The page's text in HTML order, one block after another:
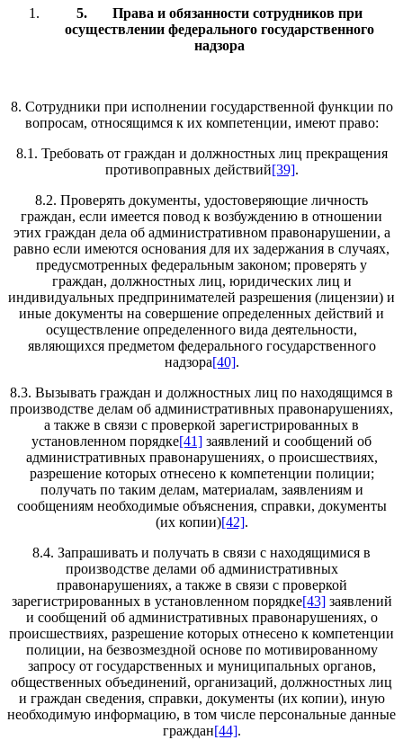
5. Права и обязанности сотрудников при
осуществлении федерального государственного
надзора
8. Сотрудники при исполнении государственной функции по
вопросам, относящимся к их компетенции, имеют право:
8.1. Требовать от граждан и должностных лиц прекращения
противоправных действий[39].
8.2. Проверять документы, удостоверяющие личность
граждан, если имеется повод к возбуждению в отношении
этих граждан дела об административном правонарушении, а
равно если имеются основания для их задержания в случаях,
предусмотренных федеральным законом; проверять у
граждан, должностных лиц, юридических лиц и
индивидуальных предпринимателей разрешения (лицензии) и
иные документы на совершение определенных действий и
осуществление определенного вида деятельности,
являющихся предметом федерального государственного
надзора[40].
8.3. Вызывать граждан и должностных лиц по находящимся в
производстве делам об административных правонарушениях,
а также в связи с проверкой зарегистрированных в
установленном порядке[41] заявлений и сообщений об
административных правонарушениях, о происшествиях,
разрешение которых отнесено к компетенции полиции;
получать по таким делам, материалам, заявлениям и
сообщениям необходимые объяснения, справки, документы
(их копии)[42].
8.4. Запрашивать и получать в связи с находящимися в
производстве делами об административных
правонарушениях, а также в связи с проверкой
зарегистрированных в установленном порядке[43] заявлений
и сообщений об административных правонарушениях, о
происшествиях, разрешение которых отнесено к компетенции
полиции, на безвозмездной основе по мотивированному
запросу от государственных и муниципальных органов,
общественных объединений, организаций, должностных лиц
и граждан сведения, справки, документы (их копии), иную
необходимую информацию, в том числе персональные данные
граждан[44].